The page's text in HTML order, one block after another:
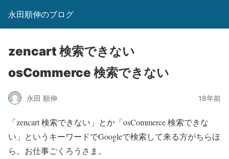
永田順伸のブログ
zencart 検索できない
osCommerce 検索できない
永田 順伸 18年前
「zencart 検索できない」とか「osCommerce 検索できな
い」というキーワードでGoogleで検索して来る方がちらほ
ら。お仕事ごくろうさま。